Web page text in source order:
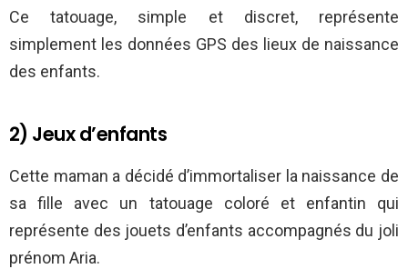
Ce tatouage, simple et discret, représente
simplement les données GPS des lieux de naissance
des enfants.
2) Jeux d’enfants
Cette maman a décidé d’immortaliser la naissance de
sa fille avec un tatouage coloré et enfantin qui
représente des jouets d’enfants accompagnés du joli
prénom Aria.